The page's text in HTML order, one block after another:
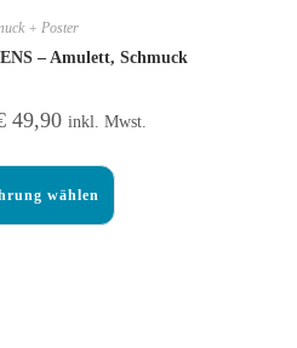
+ Poster
– Amulett, Schmuck
49,90 inkl. Mwst.
wählen